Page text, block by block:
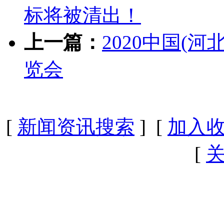
标将被清出！
上一篇： 2020中国(河
览会
[ 新闻资讯搜索 ] [ 加入
[